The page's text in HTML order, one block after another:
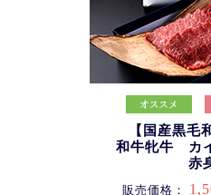
【国産黒毛
和牛牝牛 カ
赤
販売価格：